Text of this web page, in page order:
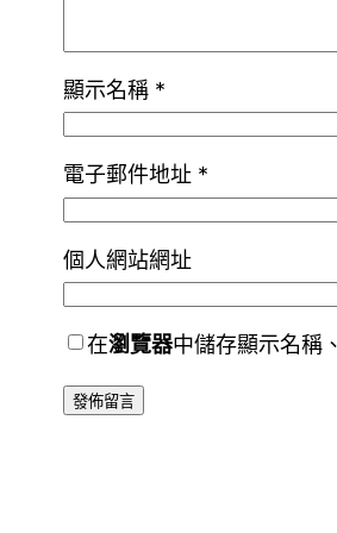
顯示名稱 *
電子郵件地址 *
個人網站網址
在瀏覽器中儲存顯示名稱